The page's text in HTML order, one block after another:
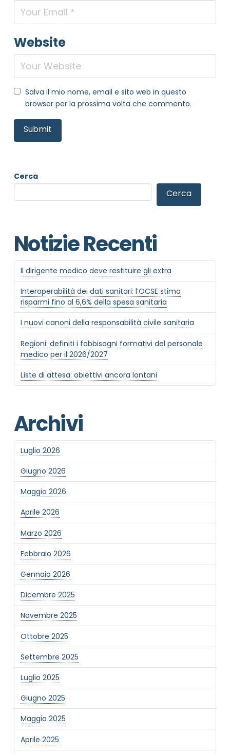
Website
Salva il mio nome, email e sito web in questo
browser per la prossima volta che commento.
Cerca
Cerca
Notizie Recenti
Il dirigente medico deve restituire gli extra
Interoperabilità dei dati sanitari: l’OCSE stima
risparmi fino al 6,6% della spesa sanitaria
I nuovi canoni della responsabilità civile sanitaria
Regioni: definiti i fabbisogni formativi del personale
medico per il 2026/2027
Liste di attesa: obiettivi ancora lontani
Archivi
Luglio 2026
Giugno 2026
Maggio 2026
Aprile 2026
Marzo 2026
Febbraio 2026
Gennaio 2026
Dicembre 2025
Novembre 2025
Ottobre 2025
Settembre 2025
Luglio 2025
Giugno 2025
Maggio 2025
Aprile 2025